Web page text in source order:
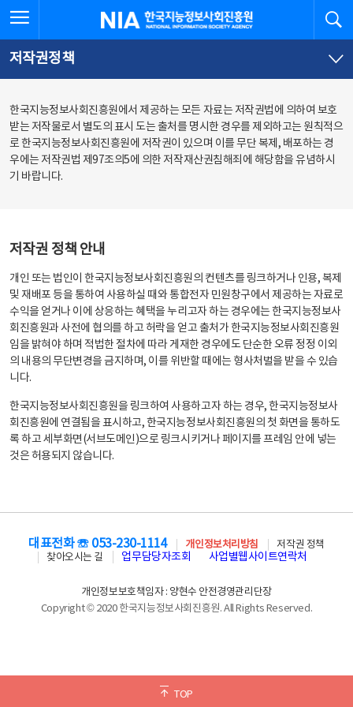
문
로
가
체
뉴
바
가
한국지능정보사회진흥원
저작권정책
한국지능정보사회진흥원에서 제공하는 모든 자료는 저작권법에 의하여 보호
받는 저작물로서 별도의 표시 도는 출처를 명시한 경우를 제외하고는 원칙적으
로 한국지능정보사회진흥원에 저작권이 있으며 이를 무단 복제, 배포하는 경
우에는 저작권법 제97조의5에 의한 저작재산권침해죄에 해당함을 유념하시
기 바랍니다.
저작권 정책 안내
개인 또는 법인이 한국지능정보사회진흥원의 컨텐츠를 링크하거나 인용, 복제
및 재배포 등을 통하여 사용하실 때와 통합전자 민원창구에서 제공하는 자료로
수익을 얻거나 이에 상응하는 혜택을 누리고자 하는 경우에는 한국지능정보사
회진흥원과 사전에 협의를 하고 허락을 얻고 출처가 한국지능정보사회진흥원
임을 밝혀야 하며 적법한 절차에 따라 게재한 경우에도 단순한 오류 정정 이외
의 내용의 무단변경을 금지하며, 이를 위반할 때에는 형사처벌을 받을 수 있습
니다.
한국지능정보사회진흥원을 링크하여 사용하고자 하는 경우, 한국지능정보사
회진흥원에 연결됨을 표시하고, 한국지능정보사회진흥원의 첫 화면을 통하도
록 하고 세부화면(서브도메인)으로 링크시키거나 페이지를 프레임 안에 넣는
것은 허용되지 않습니다.
TOP
대표전화 ☏ 053-230-1114 개인정보처리방침
저작권 정책
찾아오시는 길
업무담당자조회 사업별웹사이트연락처
개인정보보호책임자 : 양현수 안전경영관리단장
Copyright © 2020 한국지능정보사회진흥원. All Rights Reserved.